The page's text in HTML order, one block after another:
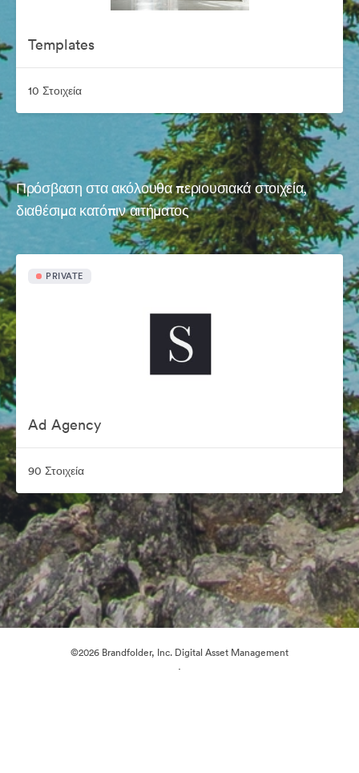
Templates
10 Στοιχεία
Πρόσβαση στα ακόλουθα περιουσιακά στοιχεία,
διαθέσιμα κατόπιν αιτήματος
PRIVATE
Ad Agency
90 Στοιχεία
©2026 Brandfolder, Inc. Digital Asset Management
·